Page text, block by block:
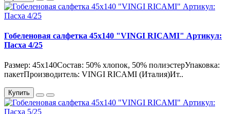
Гобеленовая салфетка 45х140 "VINGI RICAMI" Артикул:
Пасха 4/25
Размер: 45х140Состав: 50% хлопок, 50% полиэстерУпаковка:
пакетПроизводитель: VINGI RICAMI (Италия)Ит..
Купить